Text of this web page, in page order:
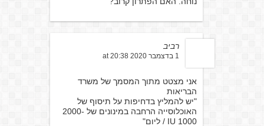
אני מצטט מתוך המסמך של משרד
הבריאות
"יש להמליץ בדחיפות על תיסוף של
האוכלוסייה הרחבה במינונים של 2000-